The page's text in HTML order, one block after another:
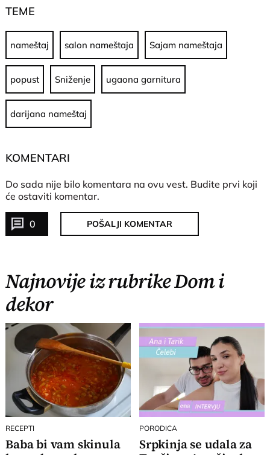
TEME
nameštaj salon nameštaja Sajam nameštaja
popust Sniženje ugaona garnitura
darijana nameštaj
KOMENTARI
Do sada nije bilo komentara na ovu vest. Budite prvi koji
će ostaviti komentar.
0 POŠALJI KOMENTAR
Najnovije iz rubrike Dom i
dekor
RECEPTI
Baba bi vam skinula
PORODICA
Srpkinja se udala za